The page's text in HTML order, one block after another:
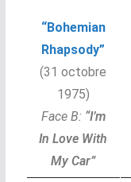
“Bohemian
Rhapsody”
(31 octobre
1975)
Face B: “I’m
In Love With
My Car”